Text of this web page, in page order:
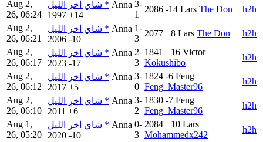
Aug 2,
26, 06:24
شاي اخر الليل * Anna
1997 +14
3-
1
2086 -14 Lars The Don
h2h
Aug 2,
26, 06:21
شاي اخر الليل * Anna
2006 -10
1-
3
2077 +8 Lars The Don
h2h
Aug 2,
26, 06:17
شاي اخر الليل * Anna
2023 -17
2-
3
1841 +16 Victor
Kokushibo
h2h
Aug 2,
26, 06:12
شاي اخر الليل * Anna
2017 +5
3-
0
1824 -6 Feng
Feng_Master96
h2h
Aug 2,
26, 06:10
شاي اخر الليل * Anna
2011 +6
3-
2
1830 -7 Feng
Feng_Master96
h2h
Aug 1,
26, 05:20
شاي اخر الليل * Anna
2020 -10
0-
3
2084 +10 Lars
Mohammedx242
h2h